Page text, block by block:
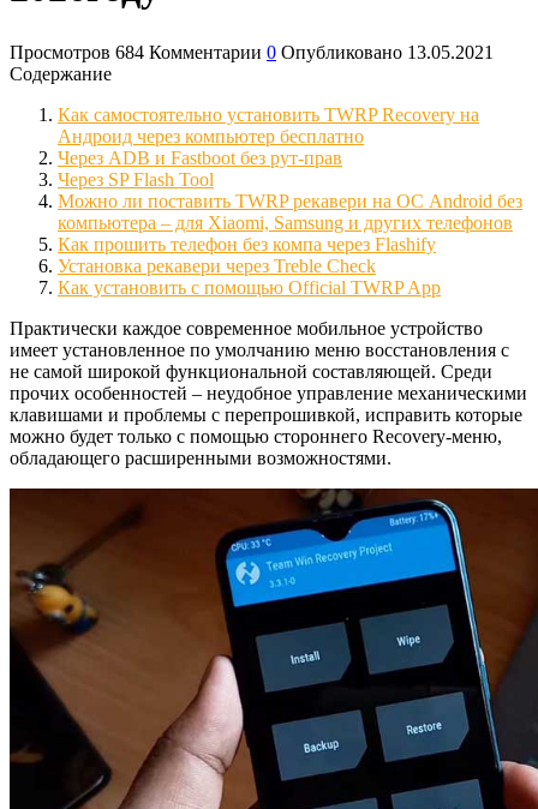
Просмотров 684 Комментарии 0 Опубликовано 13.05.2021
Содержание
Как самостоятельно установить TWRP Recovery на
Андроид через компьютер бесплатно
Через ADB и Fastboot без рут-прав
Через SP Flash Tool
Можно ли поставить TWRP рекавери на ОС Android без
компьютера – для Xiaomi, Samsung и других телефонов
Как прошить телефон без компа через Flashify
Установка рекавери через Treble Check
Как установить с помощью Official TWRP App
Практически каждое современное мобильное устройство
имеет установленное по умолчанию меню восстановления с
не самой широкой функциональной составляющей. Среди
прочих особенностей – неудобное управление механическими
клавишами и проблемы с перепрошивкой, исправить которые
можно будет только с помощью стороннего Recovery-меню,
обладающего расширенными возможностями.